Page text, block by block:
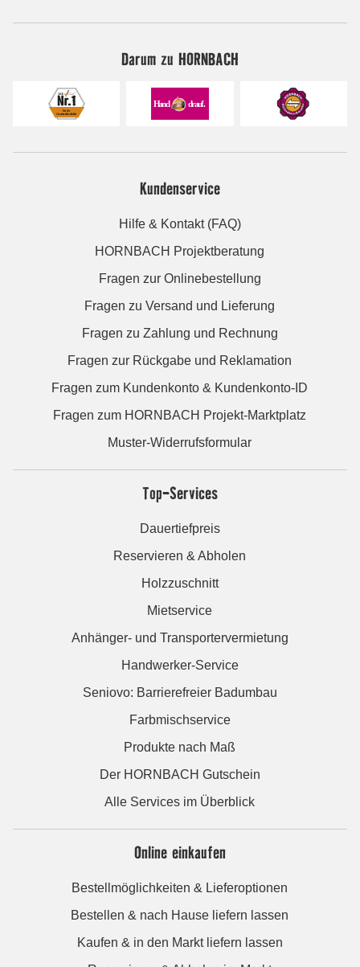
Darum zu HORNBACH
Kundenservice
Hilfe & Kontakt (FAQ)
HORNBACH Projektberatung
Fragen zur Onlinebestellung
Fragen zu Versand und Lieferung
Fragen zu Zahlung und Rechnung
Fragen zur Rückgabe und Reklamation
Fragen zum Kundenkonto & Kundenkonto-ID
Fragen zum HORNBACH Projekt-Marktplatz
Muster-Widerrufsformular
Top-Services
Dauertiefpreis
Reservieren & Abholen
Holzzuschnitt
Mietservice
Anhänger- und Transportervermietung
Handwerker-Service
Seniovo: Barrierefreier Badumbau
Farbmischservice
Produkte nach Maß
Der HORNBACH Gutschein
Alle Services im Überblick
Online einkaufen
Bestellmöglichkeiten & Lieferoptionen
Bestellen & nach Hause liefern lassen
Kaufen & in den Markt liefern lassen